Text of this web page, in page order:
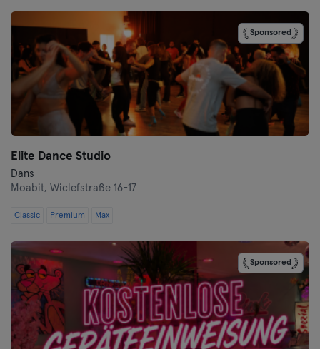
Sponsored
Elite Dance Studio
Dans
Moabit, Wiclefstraße 16-17
Classic Premium Max
Sponsored
Coburg
Cottbus
Darmstadt
Dortmund
Erfurt
Essen
Flensburg